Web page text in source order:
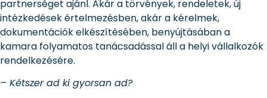
partnerséget ajánl. Akár a törvények, rendeletek, új
intézkedések értelmezésben, akár a kérelmek,
dokumentációk elkészítésében, benyújtásában a
kamara folyamatos tanácsadással áll a helyi vállalkozók
rendelkezésére.
– Kétszer ad ki gyorsan ad?